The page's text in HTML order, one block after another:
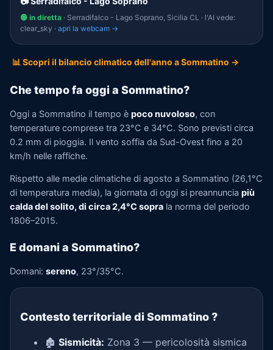
🟢 in diretta · Serradifalco - Lago Soprano, Sicilia CL · l'AI vede:
clear_sky · apri la webcam →
📊 Scopri il bilancio climatico dell'anno a Sommatino →
Che tempo fa oggi a Sommatino?
Oggi a Sommatino il tempo è poco nuvoloso, con
temperature comprese tra 23°C e 34°C. Sono previsti circa
0.2 mm di pioggia. Il vento soffia da Sud-Ovest fino a 20
km/h nelle raffiche.
Rispetto alle medie climatiche di agosto a Sommatino (26,1°C
di temperatura media), la giornata di oggi si preannuncia più
calda del solito, di circa 2,4°C sopra la norma del periodo
1806–2015.
E domani a Sommatino?
Domani: sereno, 23°/35°C.
Contesto territoriale di Sommatino?
🏚️ Sismicità: Zona 3 — pericolosità sismica